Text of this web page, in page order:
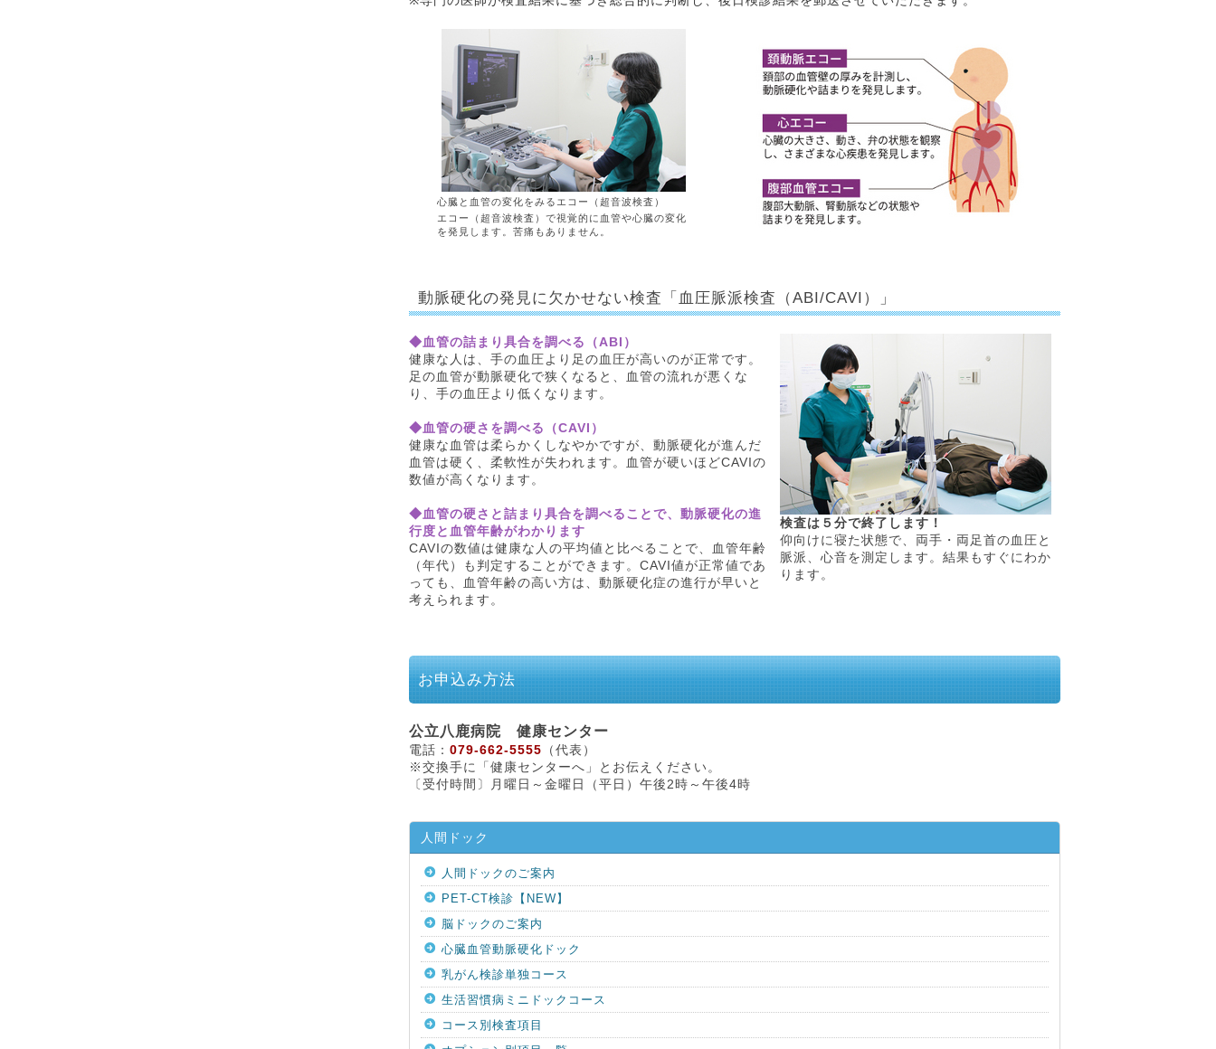
心臓と血管の変化をみるエコー（超音波検査）
エコー（超音波検査）で視覚的に血管や心臓の変化
を発見します。苦痛もありません。
動脈硬化の発見に欠かせない検査「血圧脈派検査（ABI/CAVI）」
検査は５分で終了します！
仰向けに寝た状態で、両手・両足首の血圧と
脈派、心音を測定します。結果もすぐにわか
ります。
◆血管の詰まり具合を調べる（ABI）
健康な人は、手の血圧より足の血圧が高いのが正常です。
足の血管が動脈硬化で狭くなると、血管の流れが悪くな
り、手の血圧より低くなります。
◆血管の硬さを調べる（CAVI）
健康な血管は柔らかくしなやかですが、動脈硬化が進んだ
血管は硬く、柔軟性が失われます。血管が硬いほどCAVIの
数値が高くなります。
◆血管の硬さと詰まり具合を調べることで、動脈硬化の進
行度と血管年齢がわかります
CAVIの数値は健康な人の平均値と比べることで、血管年齢
（年代）も判定することができます。CAVI値が正常値であ
っても、血管年齢の高い方は、動脈硬化症の進行が早いと
考えられます。
お申込み方法
公立八鹿病院 健康センター
電話： 079-662-5555 （代表）
※交換手に「健康センターへ」とお伝えください。
〔受付時間〕月曜日～金曜日（平日）午後2時～午後4時
人間ドック
人間ドックのご案内
PET-CT検診【NEW】
脳ドックのご案内
心臓血管動脈硬化ドック
乳がん検診単独コース
生活習慣病ミニドックコース
コース別検査項目